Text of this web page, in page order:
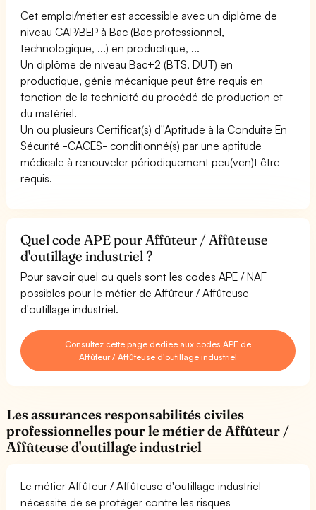
Cet emploi/métier est accessible avec un diplôme de
niveau CAP/BEP à Bac (Bac professionnel,
technologique, ...) en productique, ...
Un diplôme de niveau Bac+2 (BTS, DUT) en
productique, génie mécanique peut être requis en
fonction de la technicité du procédé de production et
du matériel.
Un ou plusieurs Certificat(s) d''Aptitude à la Conduite En
Sécurité -CACES- conditionné(s) par une aptitude
médicale à renouveler périodiquement peu(ven)t être
requis.
Quel code APE pour Affûteur / Affûteuse
d'outillage industriel ?
Pour savoir quel ou quels sont les codes APE / NAF
possibles pour le métier de Affûteur / Affûteuse
d'outillage industriel.
Consultez cette page dédiée aux codes APE de
Affûteur / Affûteuse d'outillage industriel
Les assurances responsabilités civiles
professionnelles pour le métier de Affûteur /
Affûteuse d'outillage industriel
Le métier Affûteur / Affûteuse d'outillage industriel
nécessite de se protéger contre les risques